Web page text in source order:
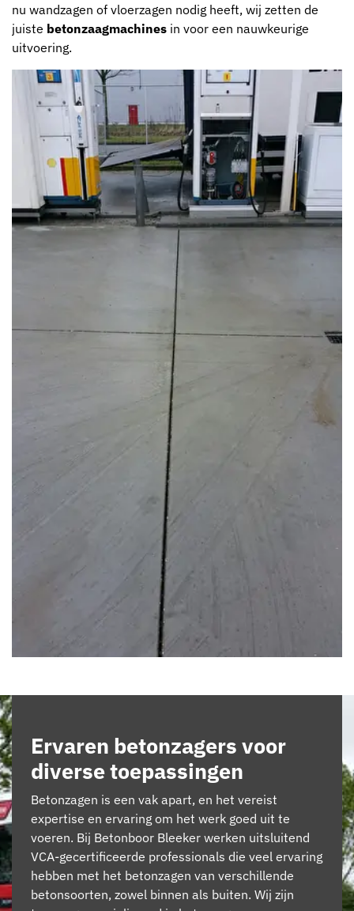
nu wandzagen of vloerzagen nodig heeft, wij zetten de
juiste betonzaagmachines in voor een nauwkeurige
uitvoering.
Ervaren betonzagers voor
diverse toepassingen
Betonzagen is een vak apart, en het vereist
expertise en ervaring om het werk goed uit te
voeren. Bij Betonboor Bleeker werken uitsluitend
VCA-gecertificeerde professionals die veel ervaring
hebben met het betonzagen van verschillende
betonsoorten, zowel binnen als buiten. Wij zijn